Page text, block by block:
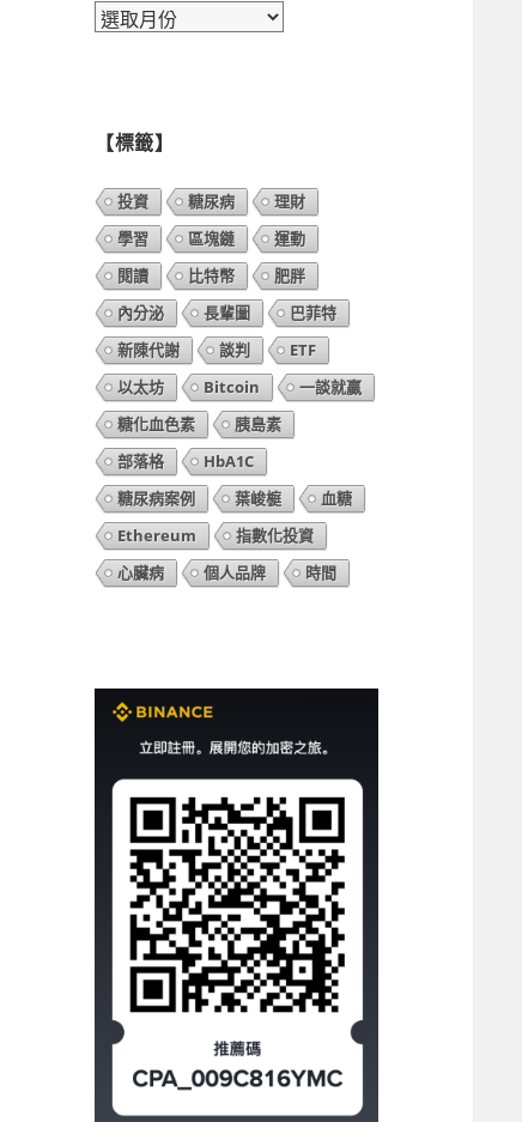
【文
【標籤】
投資 糖尿病
理財
學習
區塊鏈
運動
閱讀
比特幣
肥胖
內分泌
長輩圖
巴菲特
新陳代謝
談判
ETF
以太坊
Bitcoin
一談就贏
糖化血色素
胰島素
部落格
HbA1C
糖尿病案例
葉峻榳
血糖
Ethereum
指數化投資
心臟病
個人品牌 時間